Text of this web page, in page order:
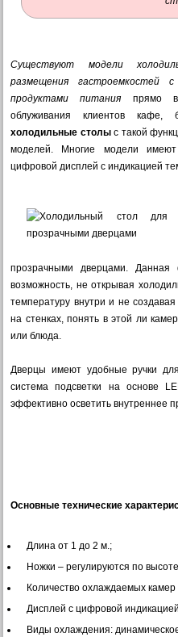
Существуют модели
размещения гастроемкостей
продуктами питания прямо
облуживания клиентов
холодильные столыс такой
моделей. Многие модели
цифровой дисплей с индикацией
прозрачными дверцами. Данная
возможность, не открывая
температуру внутри и не
на стенках, понять в этой ли
или блюда.
Дверцы имеют удобные ручки
система подсветки на основе
эффективно осветить внутреннее
Основные технические
Длина от 1 до 2 м.;
Ножки – регулируются по
Количество охлаждаемых камер
Дисплей с цифровой
Виды охлаждения: